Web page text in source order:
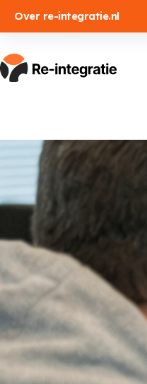
Over re-integratie.nl